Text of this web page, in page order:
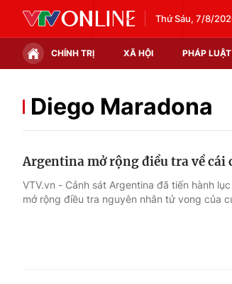
Thứ Sáu, 7/8/
CHÍNH TRỊ XÃ HỘI PHÁP LUẬT
Chính trị
Thế giới đó đây
Thị
Diego Maradona
Argentina mở rộng điều tra về cái
VTV.vn - Cảnh sát Argentina đã tiến hành
mở rộng điều tra nguyên nhân tử vong của